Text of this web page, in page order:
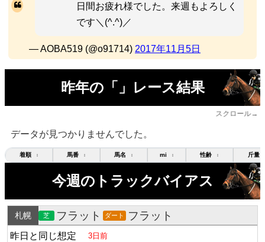
日間お疲れ様でした。来週もよろしく
です＼(^.^)／
— AOBA519 (@o91714) 2017年11月5日
昨年の「」レース結果
スクロール→
データが見つかりませんでした。
着順 ↕ 馬番 ↕ 馬名 ↕ mi ↕ 性齢 ↕ 斤量
今週のトラックバイアス
札幌 芝 フラット ダート フラット
昨日と同じ想定 3日前